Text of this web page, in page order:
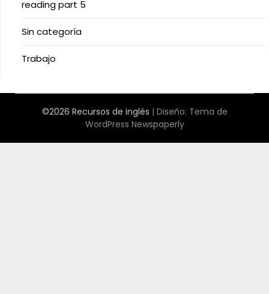
reading part 5
Sin categoría
Trabajo
©2026 Recursos de inglés | Diseño: Tema de
WordPress Newspaperly